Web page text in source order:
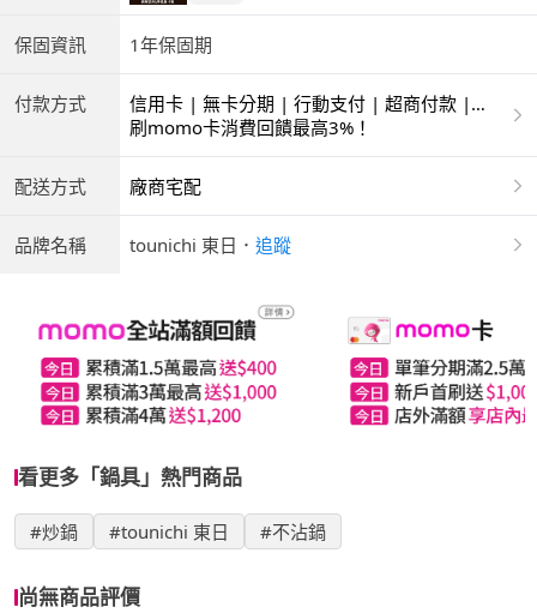
保固資訊 1年保固期
付款方式
信用卡 | 無卡分期 | 行動支付 | 超商付款 |
ATM | 銀聯卡
刷momo卡消費回饋最高3%！
配送方式 廠商宅配
品牌名稱 tounichi 東日 ． 追蹤
看更多「鍋具」熱門商品
#炒鍋 #tounichi 東日 #不沾鍋
尚無商品評價